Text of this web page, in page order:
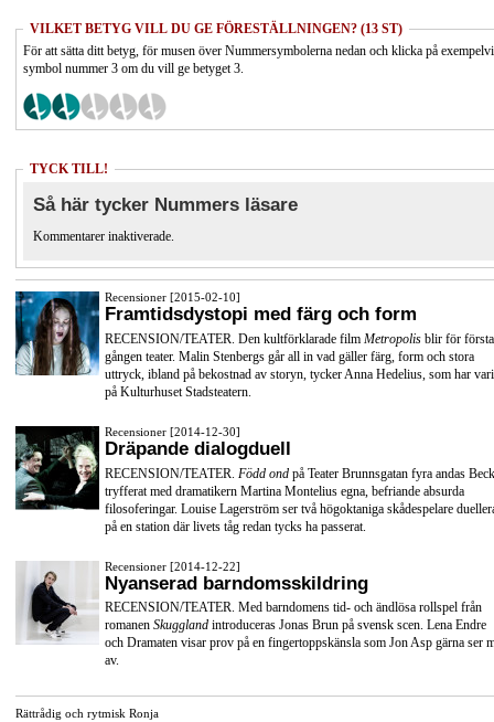
VILKET BETYG VILL DU GE FÖRESTÄLLNINGEN? (13 ST)
För att sätta ditt betyg, för musen över Nummersymbolerna nedan och klicka på
symbol nummer 3 om du vill ge betyget 3.
TYCK TILL!
Så här tycker Nummers läsare
Kommentarer inaktiverade.
Recensioner [2015-02-10]
Framtidsdystopi med färg och form
RECENSION/TEATER. Den kultförklarade film Metropolis blir för första
gången teater. Malin Stenbergs går all in vad gäller färg, form och stora
uttryck, ibland på bekostnad av storyn, tycker Anna Hedelius, som har
på Kulturhuset Stadsteatern.
Recensioner [2014-12-30]
Dräpande dialogduell
RECENSION/TEATER. Född ond på Teater Brunnsgatan fyra andas
tryfferat med dramatikern Martina Montelius egna, befriande absurda
filosoferingar. Louise Lagerström ser två högoktaniga skådespelare
på en station där livets tåg redan tycks ha passerat.
Recensioner [2014-12-22]
Nyanserad barndomsskildring
RECENSION/TEATER. Med barndomens tid- och ändlösa rollspel från
romanen Skuggland introduceras Jonas Brun på svensk scen. Lena Endre
och Dramaten visar prov på en fingertoppskänsla som Jon Asp gärna ser
av.
Rättrådig och rytmisk Ronja